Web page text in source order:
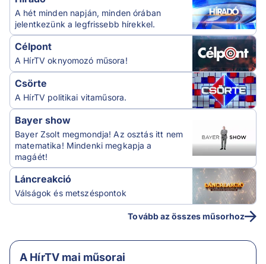
A hét minden napján, minden órában
jelentkezünk a legfrissebb hírekkel.
Célpont
A HírTV oknyomozó műsora!
Csörte
A HírTV politikai vitaműsora.
Bayer show
Bayer Zsolt megmondja! Az osztás itt nem
matematika! Mindenki megkapja a
magáét!
Láncreakció
Válságok és metszéspontok
Tovább az összes műsorhoz
A HírTV mai műsorai